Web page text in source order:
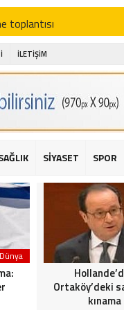
toplantısı
etti
düzenlenecek
Camii’nde silahlı
ilişkin açıklama
İLETİŞİM
SİYASET SPOR
Dünya
Ortaköy’deki
kınama